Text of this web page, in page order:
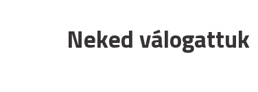
Neked válogattuk